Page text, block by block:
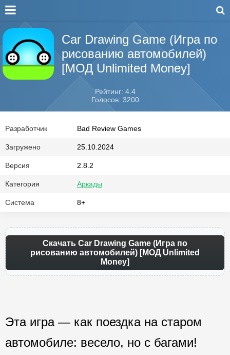
Car Drawing Game (Игра по
рисованию автомобилей)
[МОД Unlimited Money]
Рейтинг: 4.4
Голосов: 3200
Разработчик Bad Review Games
Загружено 25.10.2024
Версия 2.8.2
Категория Аркады
Система 8+
Скачать Car Drawing Game (Игра по
рисованию автомобилей) [МОД Unlimited
Money]
Эта игра — как поездка на старом
автомобиле: весело, но с багами!